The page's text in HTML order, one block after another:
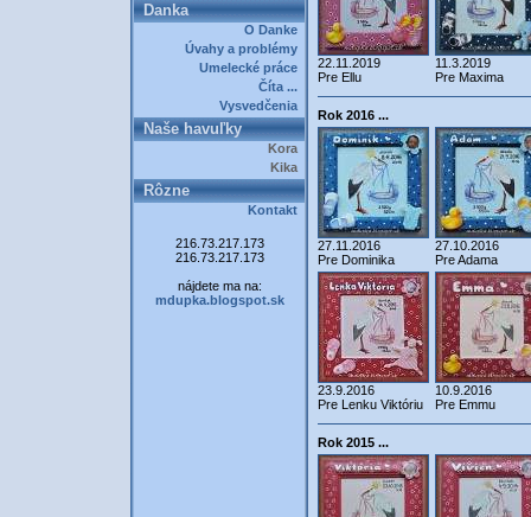
Danka
O Danke
Úvahy a problémy
Umelecké práce
Číta ...
Vysvedčenia
Naše havuľky
Kora
Kika
Rôzne
Kontakt
216.73.217.173
216.73.217.173
nájdete ma na:
mdupka.blogspot.sk
22.11.2019
Pre Ellu
11.3.2019
Pre Maxima
Rok 2016 ...
27.11.2016
Pre Dominika
27.10.2016
Pre Adama
23.9.2016
Pre Lenku Viktóriu
10.9.2016
Pre Emmu
Rok 2015 ...